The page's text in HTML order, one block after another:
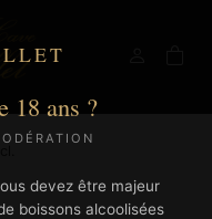
18 ans ?
devez être majeur
boissons alcoolisées